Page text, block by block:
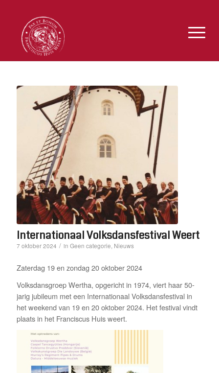
Internationaal Volksdansfestival Weert
7 oktober 2024 / in Geen categorie, Nieuws
Zaterdag 19 en zondag 20 oktober 2024
Volksdansgroep Wertha, opgericht in 1974, viert haar 50-
jarig jubileum met een Internationaal Volksdansfestival in
het weekend van 19 en 20 oktober 2024. Het festival vindt
plaats in het Franciscus Huis weert.